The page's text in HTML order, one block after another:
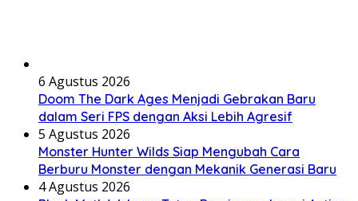
6 Agustus 2026
Doom The Dark Ages Menjadi Gebrakan Baru
dalam Seri FPS dengan Aksi Lebih Agresif
5 Agustus 2026
Monster Hunter Wilds Siap Mengubah Cara
Berburu Monster dengan Mekanik Generasi Baru
4 Agustus 2026